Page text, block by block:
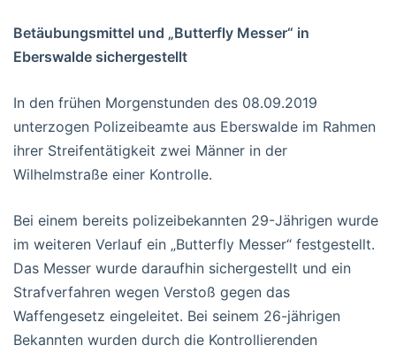
Betäubungsmittel und „Butterfly Messer“ in
Eberswalde sichergestellt
In den frühen Morgenstunden des 08.09.2019
unterzogen Polizeibeamte aus Eberswalde im Rahmen
ihrer Streifentätigkeit zwei Männer in der
Wilhelmstraße einer Kontrolle.
Bei einem bereits polizeibekannten 29-Jährigen wurde
im weiteren Verlauf ein „Butterfly Messer“ festgestellt.
Das Messer wurde daraufhin sichergestellt und ein
Strafverfahren wegen Verstoß gegen das
Waffengesetz eingeleitet. Bei seinem 26-jährigen
Bekannten wurden durch die Kontrollierenden